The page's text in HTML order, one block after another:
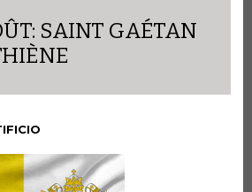
SAINT GAÉTAN